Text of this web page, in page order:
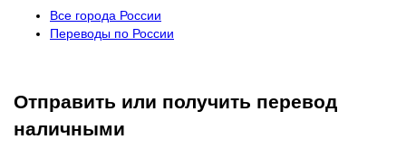
Все города России
Переводы по России
Отправить или получить перевод
наличными